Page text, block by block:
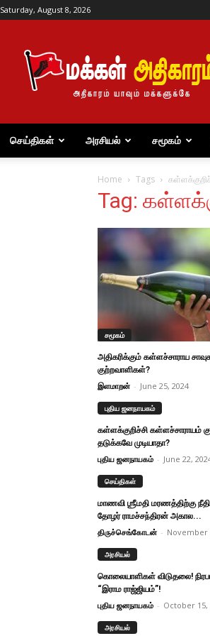
Saturday, August 8, 2026
அதிகாரம்
செய்திகள் அரசியல் சமூகம்
Home Tags
Tag:
சமூகம்
அதிகரிக்கும் கள்ளச்சாராய
குற்றவாளிகள்?
இளமாறன் - June 25, 2024
புதிய ஜனநாயகம்
கள்ளக்குறிச்சி கள்ளச்சாராயம்
தடுக்கவே முடியாதா?
புதிய ஜனநாயகம் - June 22,
செய்திகள்
மாணவி ஶ்ரீமதி மரணத்திற்கு
தோழர் ராமச்சந்திரன் அகால...
திருச்செங்கோடன் - November
அரசியல்
கொலையாளிகள் விடுதலை!
“இராம ராஜ்ஜியம்”!
புதிய ஜனநாயகம் - October 15,
அரசியல்